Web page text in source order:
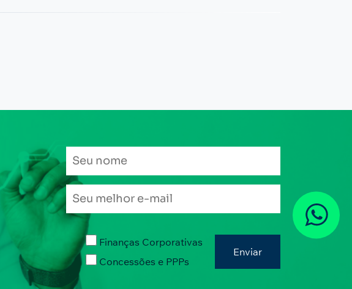
Finanças Corporativas
Concessões e PPPs